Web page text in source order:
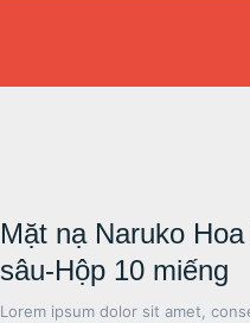
Mặt nạ Naruko
sâu-Hộp 10 miếng
Lorem ipsum dolor sit amet,